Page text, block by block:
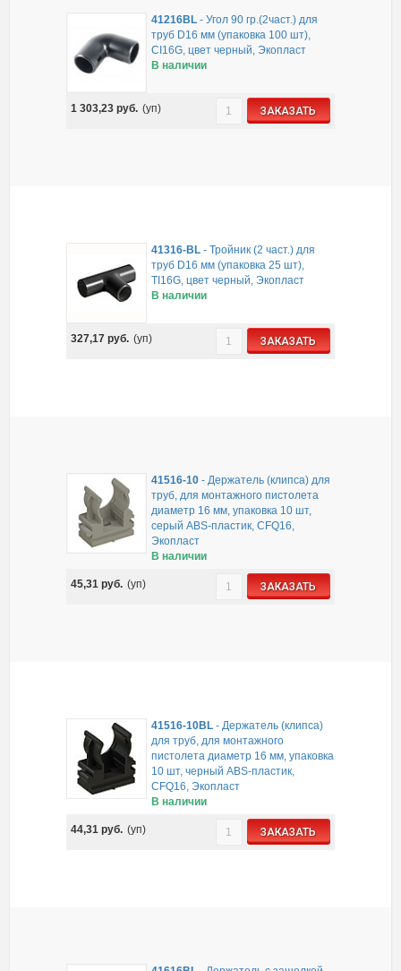
41216BL -Угол 90 гр.(2част.) для
труб D16 мм (упаковка 100 шт),
CI16G, цвет черный, Экопласт
В наличии
1 303,23руб. (уп) ЗАКАЗАТЬ
41316-BL -Тройник (2 част.) для
труб D16 мм (упаковка 25 шт),
TI16G, цвет черный, Экопласт
В наличии
327,17руб. (уп) ЗАКАЗАТЬ
41516-10 -Держатель (клипса) для
труб, для монтажного пистолета
диаметр 16 мм, упаковка 10 шт,
серый ABS-пластик, CFQ16,
Экопласт
В наличии
45,31руб. (уп) ЗАКАЗАТЬ
41516-10BL -Держатель (клипса)
для труб, для монтажного
пистолета диаметр 16 мм, упаковка
10 шт, черный ABS-пластик,
CFQ16, Экопласт
В наличии
44,31руб. (уп) ЗАКАЗАТЬ